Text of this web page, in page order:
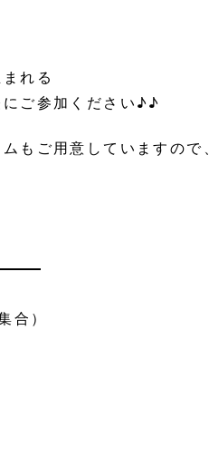
れる
ご参加ください♪♪
もご用意していますので
合）